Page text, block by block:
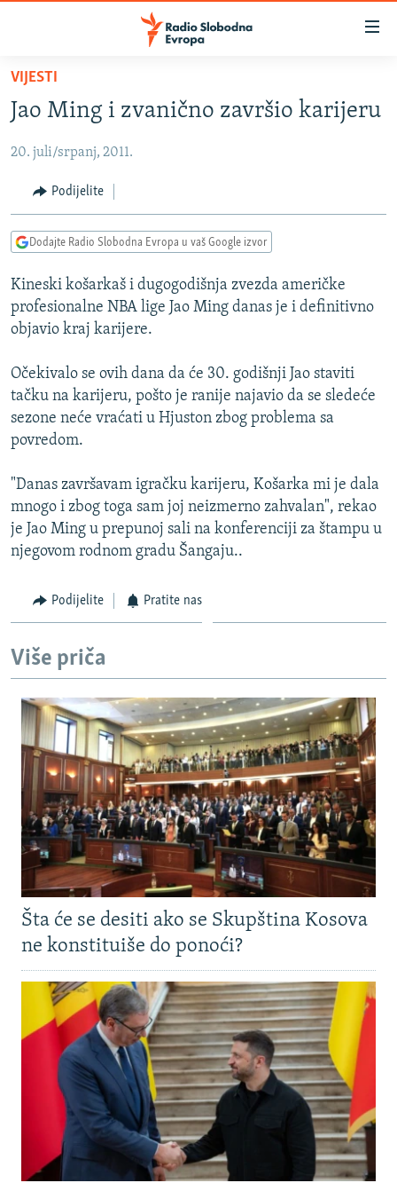
Pređite
glavni
Pređite
Pređite
pretragu
BOSNA I HERCEGOVINA
SRBIJA
KOSOVO
VIZUELNO
VIDEO
FOTOGALERIJE
PODCASTI
RAT U UKRAJINI
RSE PRIČE IZ SVIJETA
ISPRIČAJ MI
DNEVNO@RSE
SPECIJALI RSE
VIŠE OD NASLOVA
GENOCID U SREBRENICI
TV LIBERTY
MOJA EVROPA
TRI DECENIJE OD RATA U BIH
SVE KARTE DEJTONA
NASTANAK I RASPAD JUGOSLAVIJE
PRATITE NAS
Sve RFE/RL stranice
VIJESTI
Jao Ming i zvanično završio karijeru
20. juli/srpanj, 2011.
Podijelite
Dodajte Radio Slobodna Evropa u vaš Google izvor
Kineski košarkaš i dugogodišnja zvezda američke
profesionalne NBA lige Jao Ming danas je i definitivno
objavio kraj karijere.
Očekivalo se ovih dana da će 30. godišnji Jao staviti
tačku na karijeru, pošto je ranije najavio da se sledeće
sezone neće vraćati u Hjuston zbog problema sa
povredom.
"Danas završavam igračku karijeru, Košarka mi je dala
mnogo i zbog toga sam joj neizmerno zahvalan", rekao
je Jao Ming u prepunoj sali na konferenciji za štampu u
njegovom rodnom gradu Šangaju..
Podijelite Pratite nas
Više priča
Šta će se desiti ako se Skupština Kosova
ne konstituiše do ponoći?